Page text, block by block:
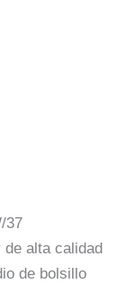
37
alta calidad
de bolsillo